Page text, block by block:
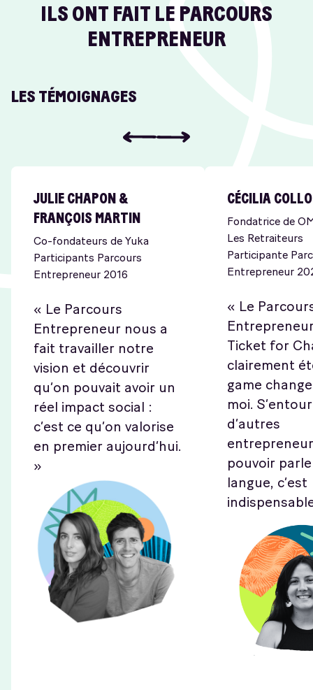
ILS ONT FAIT LE PARCOURS
ENTREPRENEUR
LES TÉMOIGNAGES
JULIE CHAPON &
FRANÇOIS MARTIN
Co-fondateurs de Yuka
Participants Parcours
Entrepreneur 2016
« Le Parcours
Entrepreneur nous a
fait travailler notre
vision et découvrir
qu’on pouvait avoir un
réel impact social :
c’est ce qu’on valorise
en premier aujourd’hui.
»
CÉCILIA
Fondatrice de
Les Retraiteurs
Participante
Entrepreneur
« Le
Ticket for
clairement
game
moi.
d’autres
pouvoir
langue, c’est